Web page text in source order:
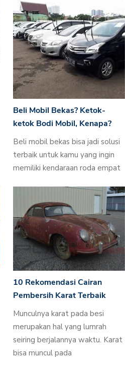
Beli Mobil Bekas? Ketok-
ketok Bodi Mobil, Kenapa?
Beli mobil bekas bisa jadi solusi
terbaik untuk kamu yang ingin
memiliki kendaraan roda empat
10 Rekomendasi Cairan
Pembersih Karat Terbaik
Munculnya karat pada besi
merupakan hal yang lumrah
seiring berjalannya waktu. Karat
bisa muncul pada